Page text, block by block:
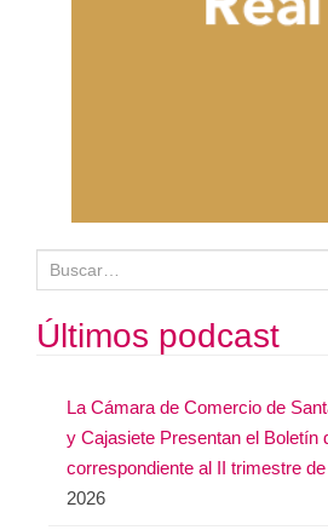
u
s
c
Últimos podcast
La Cámara de Comercio de
y Cajasiete Presentan el Boletín
correspondiente al II trimestre
2026